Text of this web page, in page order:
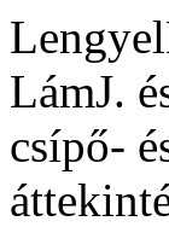
LámJ.
csípő-